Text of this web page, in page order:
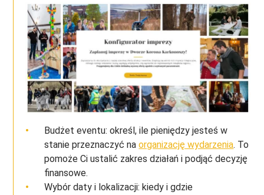
Budżet eventu: określ, ile pieniędzy jesteś w
stanie przeznaczyć naorganizację wydarzenia. To
pomoże Ci ustalić zakres działań i podjąć decyzję
finansowe.
Wybór daty i lokalizacji: kiedy i gdzie